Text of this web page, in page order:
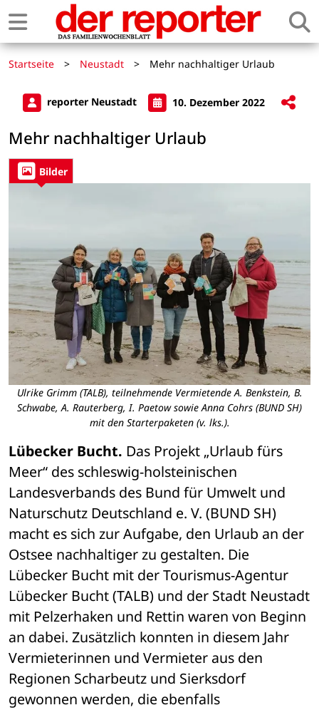
Startseite > Neustadt > Mehr nachhaltiger Urlaub
reporter Neustadt 10. Dezember 2022
Mehr nachhaltiger Urlaub
Bilder
Ulrike Grimm (TALB), teilnehmende Vermietende A. Benkstein, B.
Schwabe, A. Rauterberg, I. Paetow sowie Anna Cohrs (BUND SH)
mit den Starterpaketen (v. lks.).
Lübecker Bucht. Das Projekt „Urlaub fürs
Meer“ des schleswig-holsteinischen
Landesverbands des Bund für Umwelt und
Naturschutz Deutschland e. V. (BUND SH)
macht es sich zur Aufgabe, den Urlaub an der
Ostsee nachhaltiger zu gestalten. Die
Lübecker Bucht mit der Tourismus-Agentur
Lübecker Bucht (TALB) und der Stadt Neustadt
mit Pelzerhaken und Rettin waren von Beginn
an dabei. Zusätzlich konnten in diesem Jahr
Vermieterinnen und Vermieter aus den
Regionen Scharbeutz und Sierksdorf
gewonnen werden, die ebenfalls